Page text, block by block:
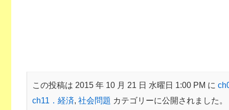
この投稿は 2015 年 10 月 21 日 水曜日 1:00 PM に
ch11．経済, 社会問題 カテゴリーに公開されました